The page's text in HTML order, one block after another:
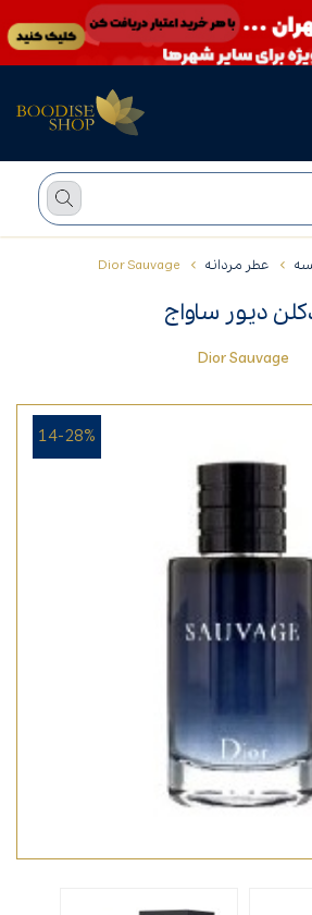
عطر مردانه Dior Sauvage
دیور ساواج
Dior Sauvage
14-28%